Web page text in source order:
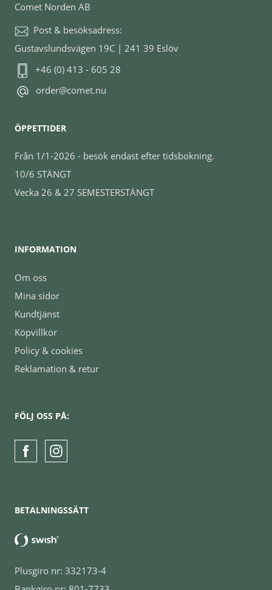
Comet Norden AB
Post & besöksadress:
Gustavslundsvägen 19C | 241 39 Eslöv
+46 (0) 413 - 605 28
order@comet.nu
ÖPPETTIDER
Från 1/1-2026 - besök endast efter tidsbokning.
10/6 STÄNGT
Vecka 26 & 27 SEMESTERSTÄNGT
INFORMATION
Om oss
Mina sidor
Kundtjänst
Köpvillkor
Policy & cookies
Reklamation & retur
FÖLJ OSS PÅ:
BETALNINGSSÄTT
Plusgiro nr: 332173-4